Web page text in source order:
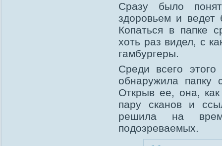
Сразу было
здоровьем и ведет
Копаться в папке
хоть раз видел, с
гамбургеры.
Среди всего этого
обнаружила
Открыв ее, она,
пару сканов и
решила на
подозреваемых.